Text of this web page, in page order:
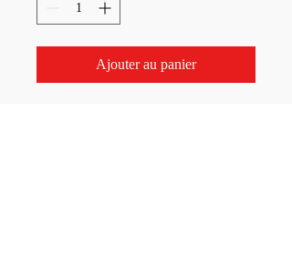
Ajouter au panier